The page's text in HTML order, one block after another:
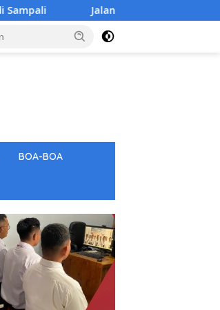
Jalan Pasar III Simpang Jagung
BOA-BOA